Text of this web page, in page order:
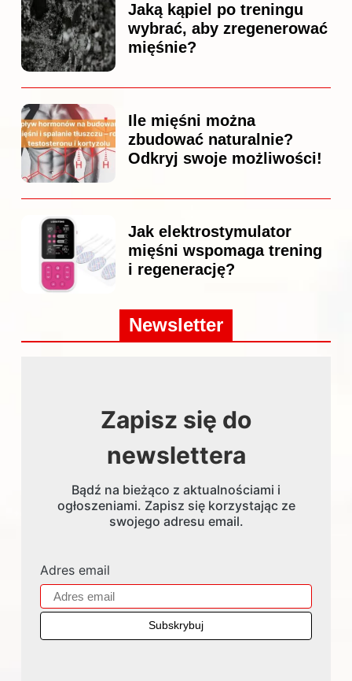
Jaką kąpiel po treningu
wybrać, aby zregenerować
mięśnie?
Ile mięśni można
zbudować naturalnie?
Odkryj swoje możliwości!
Jak elektrostymulator
mięśni wspomaga trening
i regenerację?
Newsletter
Zapisz się do
newslettera
Bądź na bieżąco z aktualnościami i
ogłoszeniami. Zapisz się korzystając ze
swojego adresu email.
Adres email